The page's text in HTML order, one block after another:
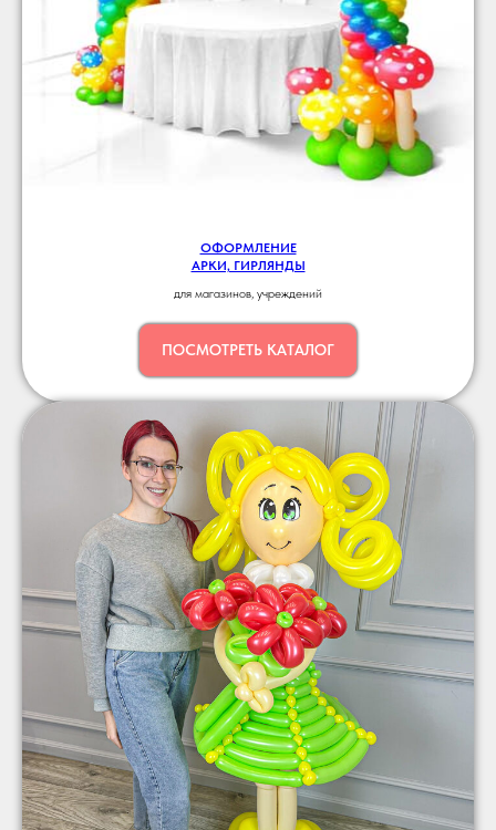
ОФОРМЛЕНИЕ
АРКИ, ГИРЛЯНДЫ
для магазинов, учреждений
ПОСМОТРЕТЬ КАТАЛОГ